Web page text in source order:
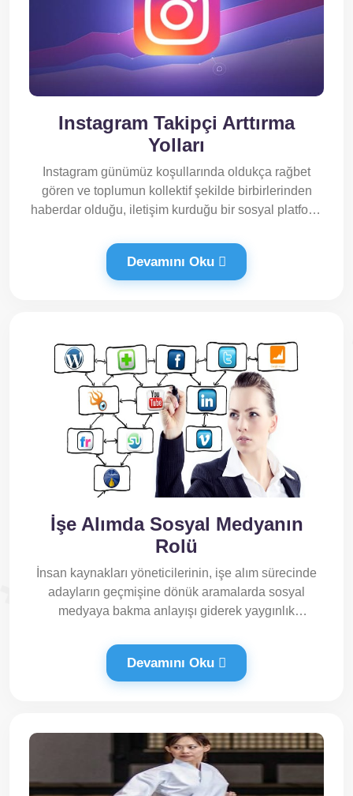
Instagram Takipçi Arttırma
Yolları
Instagram günümüz koşullarında oldukça rağbet
gören ve toplumun kollektif şekilde birbirlerinden
haberdar olduğu, iletişim kurduğu bir sosyal platform
Devamını Oku
İşe Alımda Sosyal Medyanın
Rolü
İnsan kaynakları yöneticilerinin, işe alım sürecinde
adayların geçmişine dönük aramalarda sosyal
medyaya bakma anlayışı giderek yaygınlık
Devamını Oku